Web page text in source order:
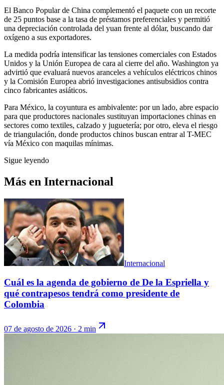
El Banco Popular de China complementó el paquete con un recorte
de 25 puntos base a la tasa de préstamos preferenciales y permitió
una depreciación controlada del yuan frente al dólar, buscando dar
oxígeno a sus exportadores.
La medida podría intensificar las tensiones comerciales con Estados
Unidos y la Unión Europea de cara al cierre del año. Washington ya
advirtió que evaluará nuevos aranceles a vehículos eléctricos chinos
y la Comisión Europea abrió investigaciones antisubsidios contra
cinco fabricantes asiáticos.
Para México, la coyuntura es ambivalente: por un lado, abre espacio
para que productores nacionales sustituyan importaciones chinas en
sectores como textiles, calzado y juguetería; por otro, eleva el riesgo
de triangulación, donde productos chinos buscan entrar al T-MEC
vía México con maquilas mínimas.
Sigue leyendo
Más en Internacional
Internacional
Cuál es la agenda de gobierno de De la Espriella y
qué contrapesos tendrá como presidente de
Colombia
07 de agosto de 2026 · 2 min